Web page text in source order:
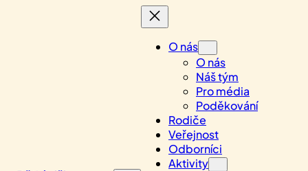
O nás
O nás
Náš tým
Pro média
Poděkování
Rodiče
Veřejnost
Odborníci
Aktivity